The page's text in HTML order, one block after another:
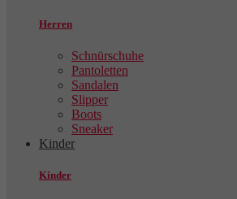
Herren
Schnürschuhe
Pantoletten
Sandalen
Slipper
Boots
Sneaker
Kinder
Kinder